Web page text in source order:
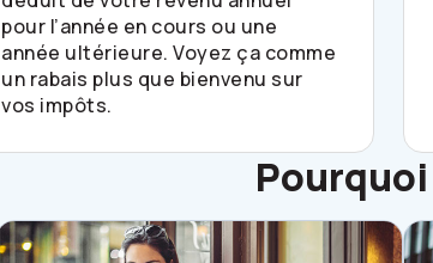
pour l’année en cours ou une
année ultérieure. Voyez ça comme
un rabais plus que bienvenu sur
vos impôts.